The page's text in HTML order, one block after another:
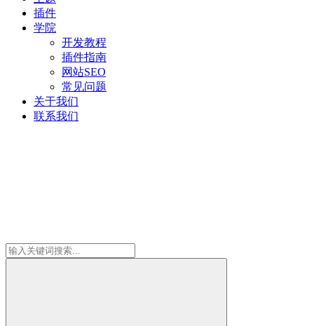
插件
学院
开发教程
插件指南
网站SEO
常见问题
关于我们
联系我们